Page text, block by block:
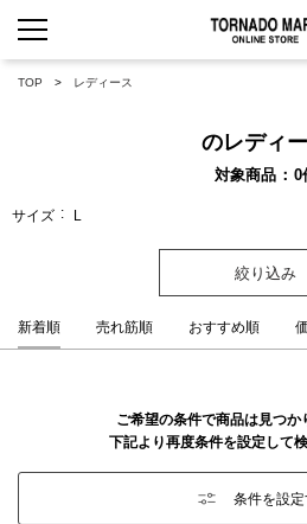
TOP レディース
のレディ
対象商品 0
サイズ L
絞り込み
新着順 売れ筋順 おすすめ順
ご希望の条件で商品は見つか
下記より再度条件を設定して
条件を設定